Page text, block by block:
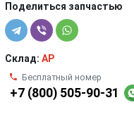
Поделиться запчастью
Склад: AP
Бесплатный номер
+7 (800) 505-90-31